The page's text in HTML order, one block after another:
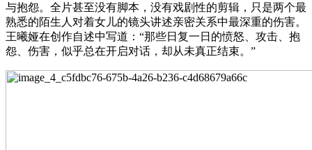
与抱怨。全片甚至没有脚本，没有戏剧性的剪辑，只是两个最
熟悉的陌生人对着女儿的镜头讲述亲密关系中最深重的伤害。
王曦娅在创作自述中写道：“那些日复一日的愤怒、攻击、抱
怨、伤害，似乎总在开启对话，却从未真正结束。”